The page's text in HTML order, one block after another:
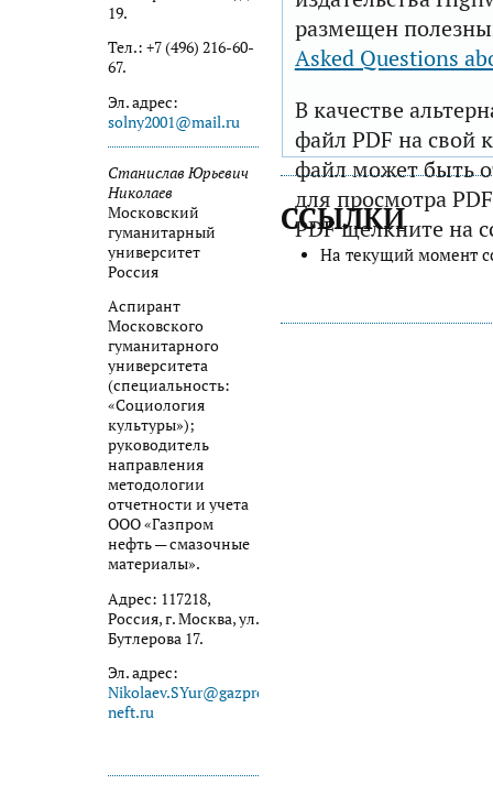
19.
Тел.: +7 (496) 216-60-
67.
Эл. адрес:
solny2001@mail.ru
Станислав Юрьевич
Николаев
Московский
гуманитарный
университет
Россия
Аспирант
Московского
гуманитарного
университета
(специальность:
«Социология
культуры»);
руководитель
направления
методологии
отчетности и учета
ООО «Газпром
нефть — смазочные
материалы».
Адрес: 117218,
Россия, г. Москва, ул.
Бутлерова 17.
Эл. адрес:
Nikolaev.SYur@gazprom-
neft.ru
размещен
Asked Questions
В качестве
файл PDF на свой
файл может быть
для просмотра
PDF щелкните на
ССЫЛКИ
На текущий момент